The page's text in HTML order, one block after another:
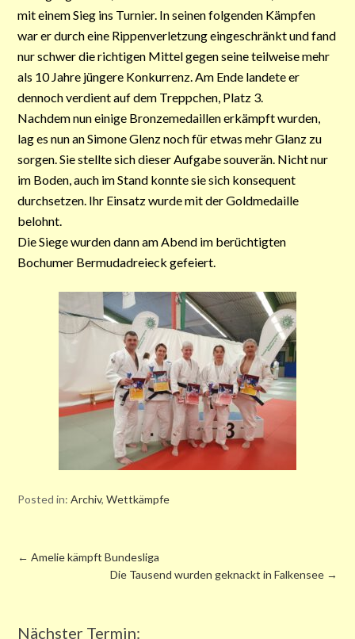
mit einem Sieg ins Turnier. In seinen folgenden Kämpfen
war er durch eine Rippenverletzung eingeschränkt und fand
nur schwer die richtigen Mittel gegen seine teilweise mehr
als 10 Jahre jüngere Konkurrenz. Am Ende landete er
dennoch verdient auf dem Treppchen, Platz 3.
Nachdem nun einige Bronzemedaillen erkämpft wurden,
lag es nun an Simone Glenz noch für etwas mehr Glanz zu
sorgen. Sie stellte sich dieser Aufgabe souverän. Nicht nur
im Boden, auch im Stand konnte sie sich konsequent
durchsetzen. Ihr Einsatz wurde mit der Goldmedaille
belohnt.
Die Siege wurden dann am Abend im berüchtigten
Bochumer Bermudadreieck gefeiert.
Posted in:Archiv,Wettkämpfe
← Amelie kämpft Bundesliga
Die Tausend wurden geknackt in Falkensee →
Nächster Termin: